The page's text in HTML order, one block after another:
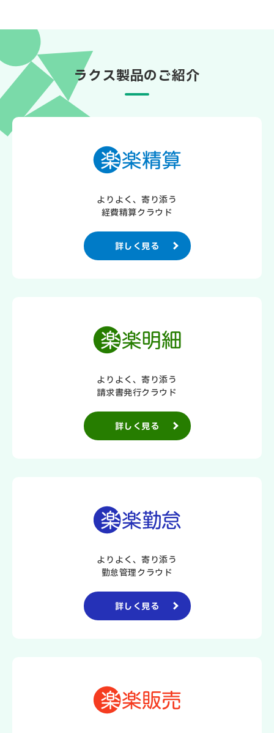
ラクス製品のご紹介
よりよく、寄り添う
経費精算クラウド
詳しく見る
よりよく、寄り添う
請求書発行クラウド
詳しく見る
よりよく、寄り添う
勤怠管理クラウド
詳しく見る